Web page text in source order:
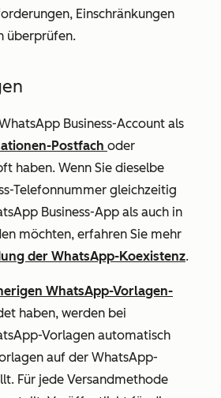
Einschränkungen
überprüfen.
Business-Account als
Postfach oder
haben. Wenn Sie dieselbe
Telefonnummer gleichzeitig
Business-App als auch in
möchten, erfahren Sie mehr
der WhatsApp-Koexistenz.
WhatsApp-Vorlagen-
haben, werden bei
Vorlagen automatisch
auf der WhatsApp-
Für jede Versandmethode